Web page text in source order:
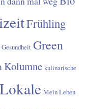
Frühling
Gesundheit Green
Kolumne kulinarische
Lokale Mein Leben